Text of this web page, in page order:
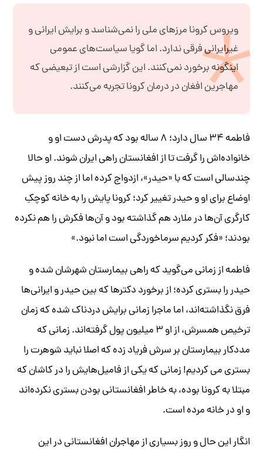
ویروس کرونا مرزهای ملی را نمی‌شناسد و برایش ایرانی و
غیرایرانی فرقی ندارد. اما گویا سیاست‌های عمومی
اینگونه برخورد نمی‌کنند. این گزارشی است از تبعیضی که
مهاجرین افغان در درمان کرونا تجربه می‌کنند.
فاطمه ۳۴ سال دارد؛ ۸ ساله بود که پدرش دست او و
خانواده‌اش را گرفت تا از افغانستان راهی ایران شوند. او حالا
چندسالی است که با «حیدر»، ازدواج کرده اما از چند روز پیش
اوضاع برای او و حیدر تغییر کرد؛ کرونا پایش را به خانه کوچکِ
کارگری آن‌ها در ملارد هم گذاشته بود و آن‌ها فکرش را هم نکرده
بودند؛ «فکر کردیم سرماخوردگی است اما نبود.»
فاطمه از زمانی می‌گوید که راهی بیمارستان شهرشان شده و
حیدر را بستری کرده؛ از برخورد دکترها که بین حیدر و ایرانی‌ها
فرق نگذاشته‌اند، اما ماجرا زمانی برایش دردناک شده که زمان
ترخیص همسرش، از او ۳ میلیون پول گرفته‌اند. زمانی که
مددکار بیمارستان بر سرش فریاد زده که اصلا نباید شوهرت را
بستری می کردیم! زمانی که یکی از فامیل‌هایش را در کاشان که
مبتلا به کرونا بوده، به خاطر افغانستانی بودن بستری نکرده‌اند
و او در خانه مرده است.
انگار این حال و روز بسیاری از مهاجران افغانستانی در این